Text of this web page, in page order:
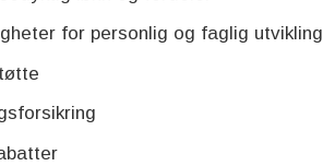
for personlig og faglig utvikling